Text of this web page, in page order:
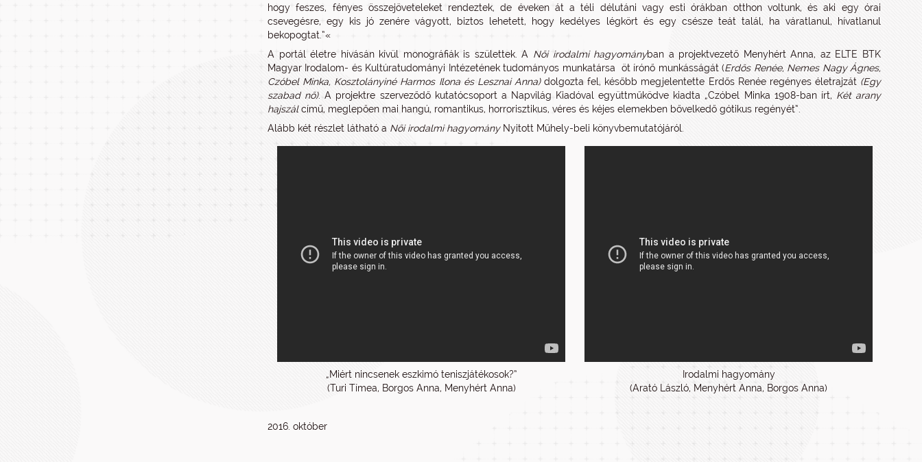
hogy feszes, fényes összejöveteleket rendeztek, de éveken át a téli délutáni vagy esti órákban otthon voltunk, és aki egy órai
csevegésre, egy kis jó zenére vágyott, biztos lehetett, hogy kedélyes légkört és egy csésze teát talál, ha váratlanul, hívatlanul
bekopogtat.”«
A portál életre hívásán kívül monográfiák is születtek. A Női irodalmi hagyományban a projektvezető Menyhért Anna, az ELTE BTK
Magyar Irodalom- és Kultúratudományi Intézetének tudományos munkatársa öt írónő munkásságát (Erdős Renée, Nemes Nagy Ágnes,
Czóbel Minka, Kosztolányiné Harmos Ilona és Lesznai Anna)dolgozta fel, később megjelentette Erdős Renée regényes életrajzát (Egy
szabad nő). A projektre szerveződő kutatócsoport a Napvilág Kiadóval együttműködve kiadta „Czóbel Minka 1908-ban írt, Két arany
hajszálcímű, meglepően mai hangú, romantikus, horrorisztikus, véres és kéjes elemekben bővelkedő gótikus regényét”.
Alább két részlet látható a Női irodalmi hagyományNyitott Műhely-beli könyvbemutatójáról.
„Miért nincsenek eszkimó teniszjátékosok?”
(Turi Tímea, Borgos Anna, Menyhért Anna)
Irodalmi hagyomány
(Arató László, Menyhért Anna, Borgos Anna)
2016. október